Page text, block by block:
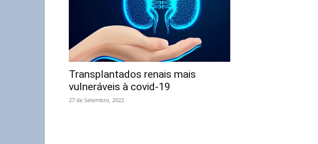
Transplantados renais mais
vulneráveis à covid-19
27 de Setembro, 2022